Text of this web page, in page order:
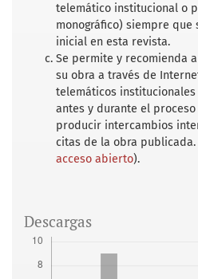
telemático institucional o
monográfico) siempre
inicial en esta revista.
Se permite y recomienda
su obra a través de
telemáticos institucionales
antes y durante el
producir intercambios
citas de la obra publicada.
acceso abierto).
Descargas